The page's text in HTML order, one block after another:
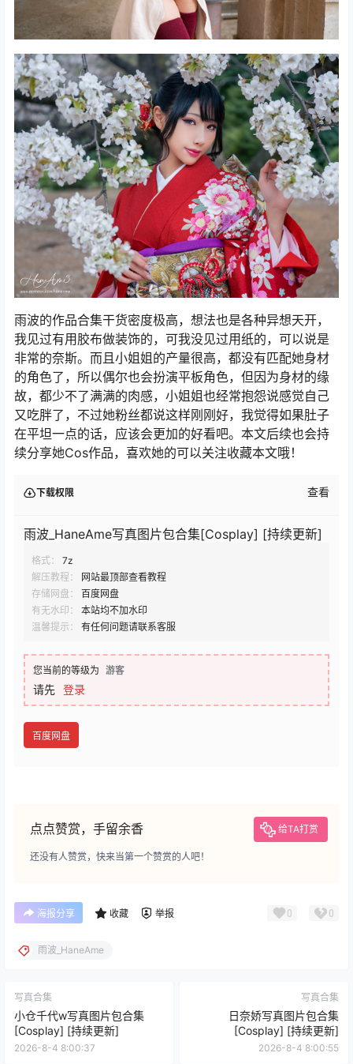
雨波的作品合集干货密度极高，想法也是各种异想天开，
我见过有用胶布做装饰的，可我没见过用纸的，可以说是
非常的奈斯。而且小姐姐的产量很高，都没有匹配她身材
的角色了，所以偶尔也会扮演平板角色，但因为身材的缘
故，都少不了满满的肉感，小姐姐也经常抱怨说感觉自己
又吃胖了，不过她粉丝都说这样刚刚好，我觉得如果肚子
在平坦一点的话，应该会更加的好看吧。本文后续也会持
续分享她Cos作品，喜欢她的可以关注收藏本文哦！
下载权限 查看
雨波_HaneAme写真图片包合集[Cosplay] [持续更新]
格式：
7z
解压教程：
网站最顶部查看教程
存储网盘：
百度网盘
有无水印：
本站均不加水印
温馨提示：
有任何问题请联系客服
您当前的等级为 游客
请先 登录
百度网盘
点点赞赏，手留余香 给TA打赏
还没有人赞赏，快来当第一个赞赏的人吧！
海报分享 收藏 举报 0 0
雨波_HaneAme
写真合集
小仓千代w写真图片包合集
[Cosplay] [持续更新]
2026-8-4 8:00:37
写真合集
日奈娇写真图片包合集
[Cosplay] [持续更新]
2026-8-4 8:00:55